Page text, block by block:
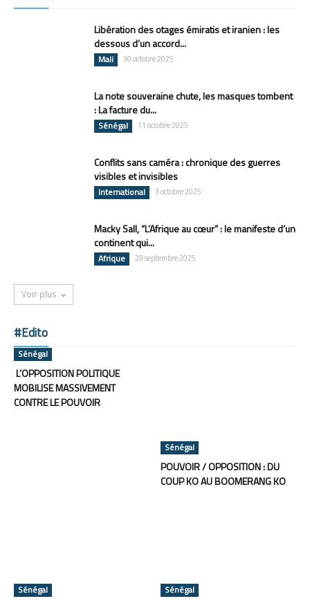
Libération des otages émiratis et iranien : les
dessous d’un accord...
Mali 30 octobre 2025
La note souveraine chute, les masques tombent
: La facture du...
Sénégal 11 octobre 2025
Conflits sans caméra : chronique des guerres
visibles et invisibles
International 3 octobre 2025
Macky Sall, “L’Afrique au cœur” : le manifeste d’un
continent qui...
Afrique 29 septembre 2025
Voir plus
#Edito
Sénégal
L’OPPOSITION POLITIQUE
MOBILISE MASSIVEMENT
CONTRE LE POUVOIR
Sénégal
POUVOIR / OPPOSITION : DU
COUP KO AU BOOMERANG KO
Sénégal Sénégal